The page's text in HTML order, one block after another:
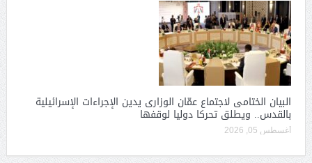
البيان الختامى لاجتماع عمّان الوزارى يدين الإجراءات الإسرائيلية
بالقدس.. ويطلق تحركا دوليا لوقفها
أغسطس 05, 2026